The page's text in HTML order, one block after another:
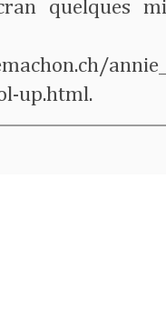
quelques
up.html.